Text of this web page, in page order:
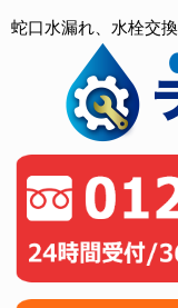
蛇口水漏れ、水栓交